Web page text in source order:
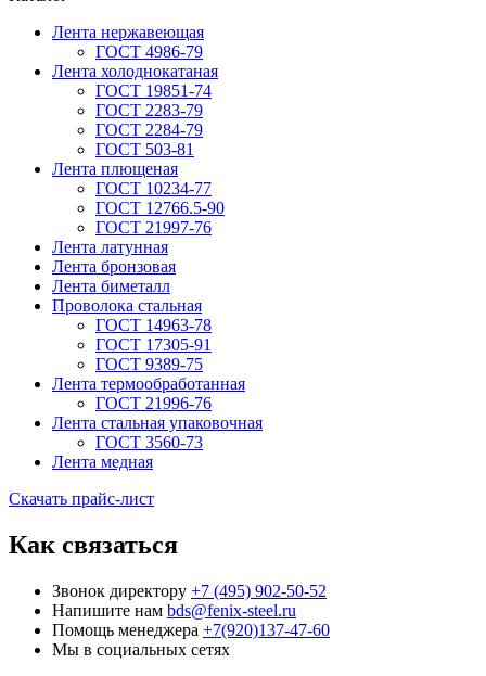
Лента нержавеющая
ГОСТ 4986-79
Лента холоднокатаная
ГОСТ 19851-74
ГОСТ 2283-79
ГОСТ 2284-79
ГОСТ 503-81
Лента плющеная
ГОСТ 10234-77
ГОСТ 12766.5-90
ГОСТ 21997-76
Лента латунная
Лента бронзовая
Лента биметалл
Проволока стальная
ГОСТ 14963-78
ГОСТ 17305-91
ГОСТ 9389-75
Лента термообработанная
ГОСТ 21996-76
Лента стальная упаковочная
ГОСТ 3560-73
Лента медная
Скачать прайс-лист
Как связаться
Звонок директору +7 (495) 902-50-52
Напишите нам bds@fenix-steel.ru
Помощь менеджера +7(920)137-47-60
Мы в социальных сетях